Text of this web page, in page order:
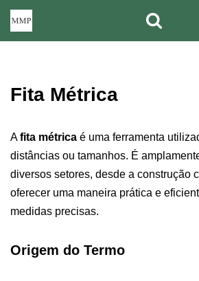
conteúdo
Fita Métrica
Afita métrica é uma ferramenta
distâncias ou tamanhos. É
diversos setores, desde a construção
oferecer uma maneira prática e
medidas precisas.
Origem do Termo